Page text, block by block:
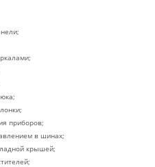
приборов;
в шинах;
крышей;